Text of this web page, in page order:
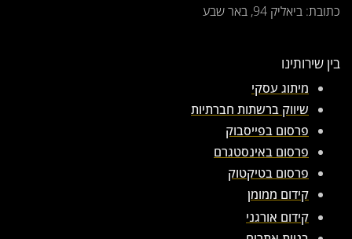
כתובת: ביאליק 94, באר שבע
בין שירותינו
מיתוג עסקי
שיווק ברשתות חברתיות
פרסום בפייסבוק
פרסום באינסטגרם
פרסום בטיקטוק
קידום ממומן
קידום אורגני